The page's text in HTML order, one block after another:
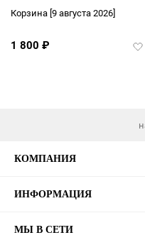
Корзина [9 августа 2026]
1 800 ₽
КОМПАНИЯ
ИНФОРМАЦИЯ
МЫ В СЕТИ